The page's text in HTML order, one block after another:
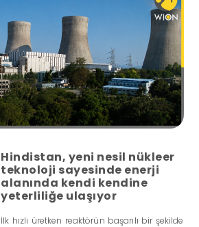
Hindistan, yeni nesil nükleer
teknoloji sayesinde enerji
alanında kendi kendine
yeterliliğe ulaşıyor
İlk hızlı üretken reaktörün başarılı bir şekilde